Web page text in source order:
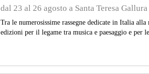
dal 23 al 26 agosto a Santa Teresa Gallura
Tra le numerosissime rassegne dedicate in Italia
edizioni per il legame tra musica e paesaggio e per